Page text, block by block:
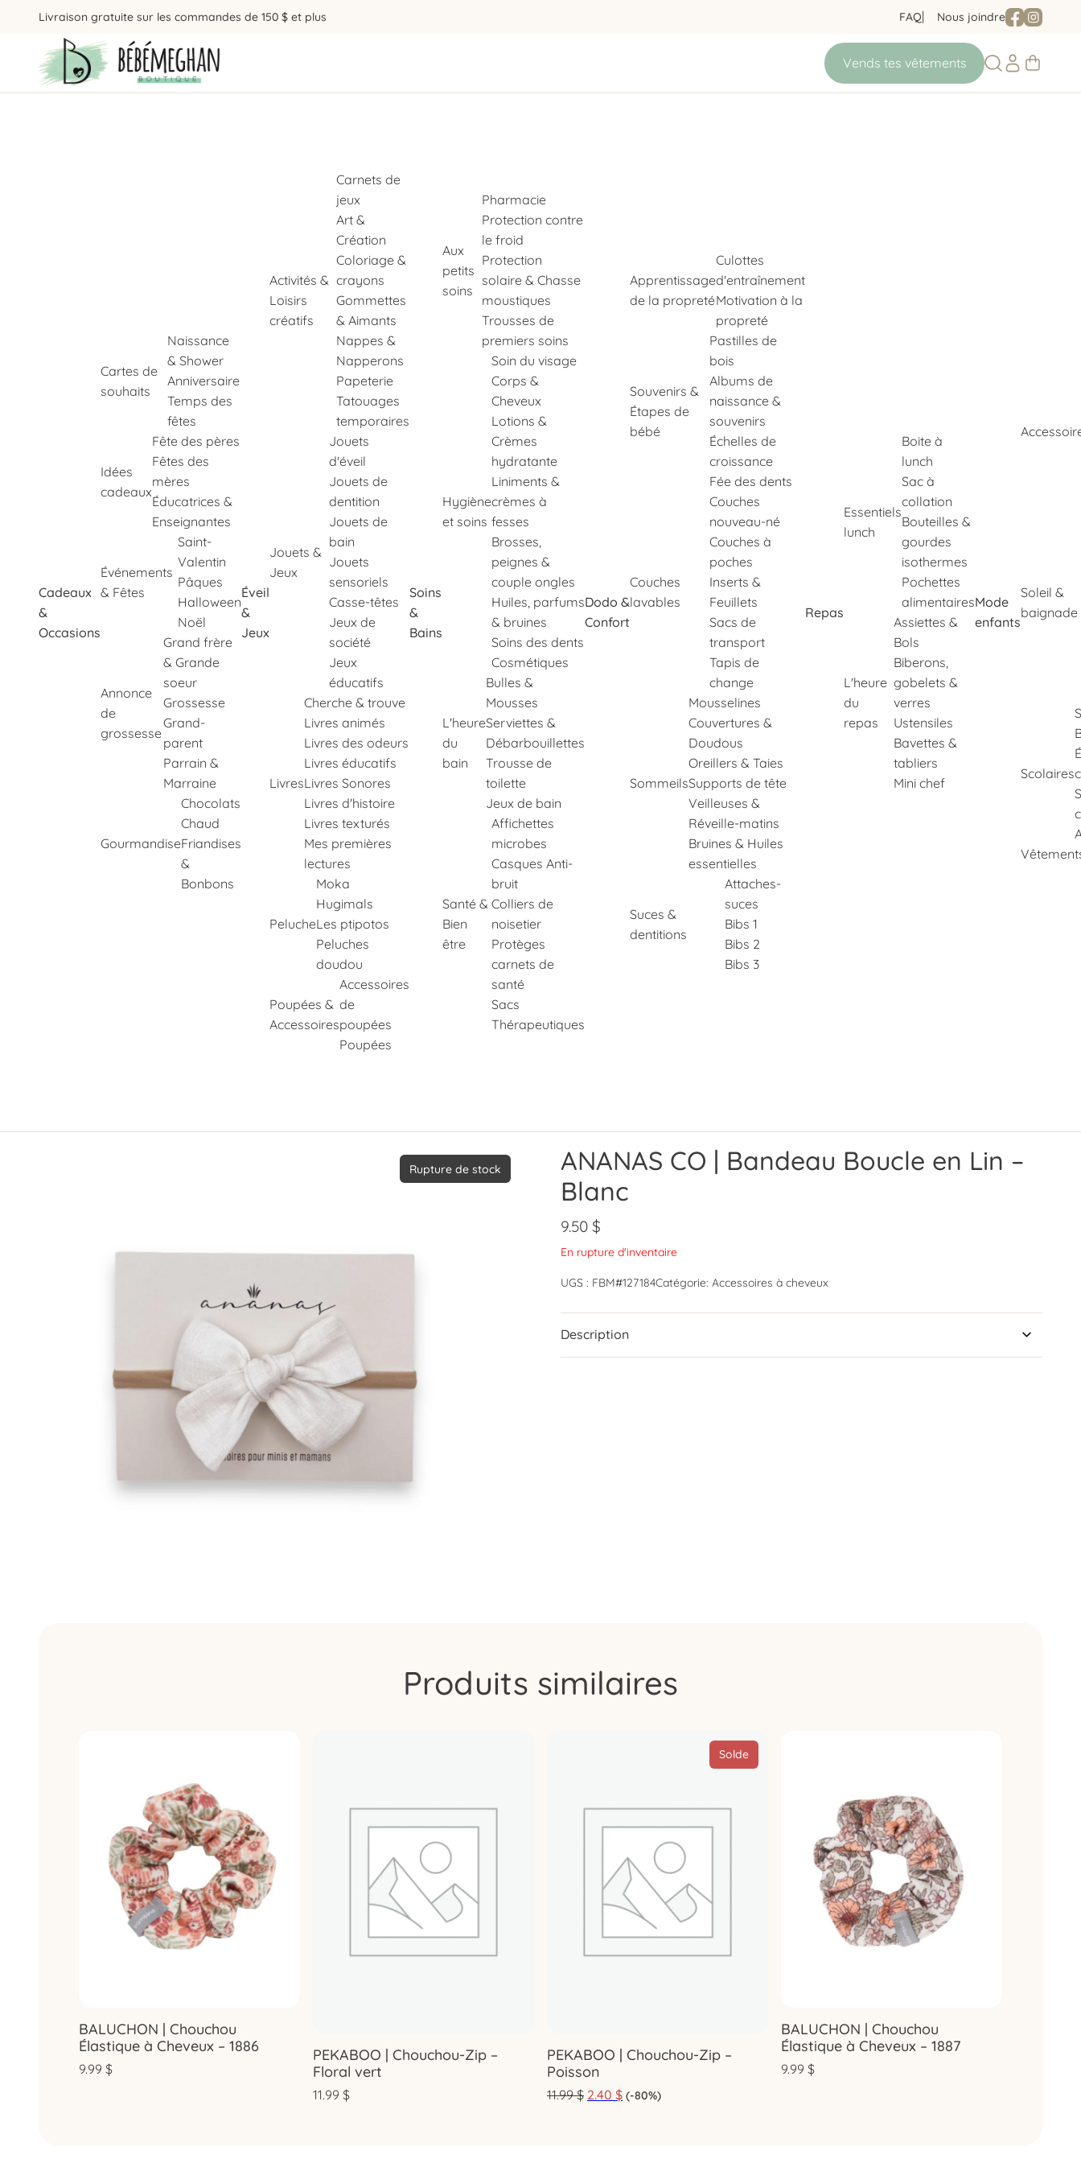
Livraison gratuite sur les commandes de 150 $ et plus FAQ Nous joindre
Cadeaux
&
Occasions
Cartes de
souhaits
Naissance
& Shower
Anniversaire
Temps des
fêtes
Idées
cadeaux
Fête des pères
Fêtes des
mères
Éducatrices &
Enseignantes
Événements
& Fêtes
Saint-
Valentin
Pâques
Halloween
Noël
Annonce
de
grossesse
Grand frère
& Grande
soeur
Grossesse
Grand-
parent
Parrain &
Marraine
Gourmandise
Chocolats
Chaud
Friandises
&
Bonbons
Éveil
&
Jeux
Activités &
Loisirs
créatifs
Carnets de
jeux
Art &
Création
Coloriage &
crayons
Gommettes
& Aimants
Nappes &
Napperons
Papeterie
Tatouages
temporaires
Jouets &
Jeux
Jouets
d'éveil
Jouets de
dentition
Jouets de
bain
Jouets
sensoriels
Casse-têtes
Jeux de
société
Jeux
éducatifs
Livres
Cherche & trouve
Livres animés
Livres des odeurs
Livres éducatifs
Livres Sonores
Livres d'histoire
Livres texturés
Mes premières
lectures
Peluche
Moka
Hugimals
Les ptipotos
Peluches
doudou
Poupées &
Accessoires
Accessoires
de
poupées
Poupées
Soins
&
Bains
Aux
petits
soins
Pharmacie
Protection contre
le froid
Protection
solaire & Chasse
moustiques
Trousses de
premiers soins
Hygiène
et soins
Soin du visage
Corps &
Cheveux
Lotions &
Crèmes
hydratante
Liniments &
crèmes à
fesses
Brosses,
peignes &
couple ongles
Huiles, parfums
& bruines
Soins des dents
Cosmétiques
L'heure
du
bain
Bulles &
Mousses
Serviettes &
Débarbouillettes
Trousse de
toilette
Jeux de bain
Santé &
Bien
être
Affichettes
microbes
Casques Anti-
bruit
Colliers de
noisetier
Protèges
carnets de
santé
Sacs
Thérapeutiques
Dodo &
Confort
Apprentissage
de la propreté
Culottes
d'entraînement
Motivation à la
propreté
Souvenirs &
Étapes de
bébé
Pastilles de
bois
Albums de
naissance &
souvenirs
Échelles de
croissance
Fée des dents
Couches
lavables
Couches
nouveau-né
Couches à
poches
Inserts &
Feuillets
Sacs de
transport
Tapis de
change
Sommeils
Mousselines
Couvertures &
Doudous
Oreillers & Taies
Supports de tête
Veilleuses &
Réveille-matins
Bruines & Huiles
essentielles
Suces &
dentitions
Attaches-
suces
Bibs 1
Bibs 2
Bibs 3
Repas
Essentiels
lunch
Boite à
lunch
Sac à
collation
Bouteilles &
gourdes
isothermes
Pochettes
alimentaires
L'heure
du
repas
Assiettes &
Bols
Biberons,
gobelets &
verres
Ustensiles
Bavettes &
tabliers
Mini chef
Mode
enfants
Soleil &
baignade
Scolaires
Rupture de stock
ANANAS CO | Bandeau Boucle en Lin –
Blanc
9.50 $
En rupture d'inventaire
UGS : FBM#127184Catégorie: Accessoires à cheveux
Description
Produits similaires
BALUCHON | Chouchou
Élastique à Cheveux – 1886
9.99 $
PEKABOO | Chouchou-Zip –
Floral vert
11.99 $
Solde
PEKABOO | Chouchou-Zip –
Poisson
11.99$ 2.40 $ (-80%)
BALUCHON | Chouchou
Élastique à Cheveux – 1887
9.99 $